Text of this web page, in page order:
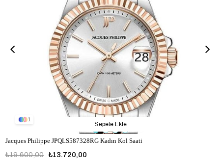
1
Jacques Philippe JPQLS587328RG Kadın Kol Saati
₺13.720,00
₺19.600,00
Sepete Ekle